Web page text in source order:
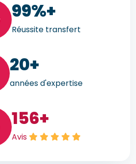
99%+
Réussite transfert
20+
années d'expertise
156+
Avis